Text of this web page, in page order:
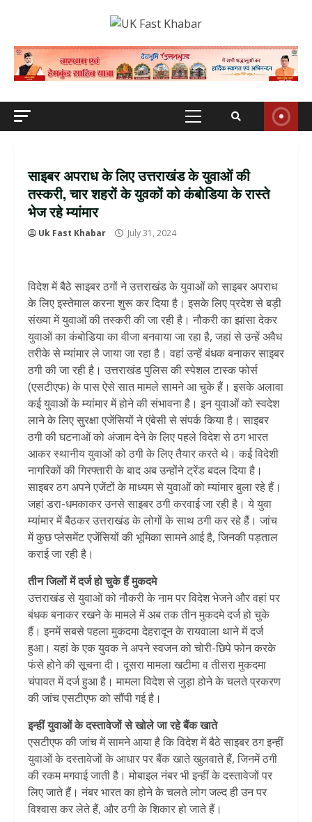
Primary
साइबर अपराध के लिए उत्तराखंड के युवाओं की
तस्करी, चार शहरों के युवकों को कंबोडिया के रास्ते
भेज रहे म्‍यांमार
Uk Fast Khabar July 31, 2024
विदेश में बैठे साइबर ठगों ने उत्तराखंड के युवाओं को साइबर अपराध
के लिए इस्तेमाल करना शुरू कर दिया है। इसके लिए प्रदेश से बड़ी
संख्या में युवाओं की तस्करी की जा रही है। नौकरी का झांसा देकर
युवाओं का कंबोडिया का वीजा बनवाया जा रहा है, जहां से उन्हें अवैध
तरीके से म्यांमार ले जाया जा रहा है। वहां उन्हें बंधक बनाकर साइबर
ठगी की जा रही है। उत्तराखंड पुलिस की स्पेशल टास्क फोर्स
(एसटीएफ) के पास ऐसे सात मामले सामने आ चुके हैं। इसके अलावा
कई युवाओं के म्यांमार में होने की संभावना है। इन युवाओं को स्वदेश
लाने के लिए सुरक्षा एजेंसियों ने एंबेसी से संपर्क किया है। साइबर
ठगी की घटनाओं को अंजाम देने के लिए पहले विदेश से ठग भारत
आकर स्थानीय युवाओं को ठगी के लिए तैयार करते थे। कई विदेशी
नागरिकों की गिरफ्तारी के बाद अब उन्होंने ट्रेंड बदल दिया है।
साइबर ठग अपने एजेंटों के माध्यम से युवाओं को म्यांमार बुला रहे हैं।
जहां डरा-धमकाकर उनसे साइबर ठगी करवाई जा रही है। ये युवा
म्यांमार में बैठकर उत्तराखंड के लोगों के साथ ठगी कर रहे हैं। जांच
में कुछ प्लेसमेंट एजेंसियों की भूमिका सामने आई है, जिनकी पड़ताल
कराई जा रही है।
तीन जिलों में दर्ज हो चुके हैं मुकदमे
उत्तराखंड से युवाओं को नौकरी के नाम पर विदेश भेजने और वहां पर
बंधक बनाकर रखने के मामले में अब तक तीन मुकदमे दर्ज हो चुके
हैं। इनमें सबसे पहला मुकदमा देहरादून के रायवाला थाने में दर्ज
हुआ। यहां के एक युवक ने अपने स्वजन को चोरी-छिपे फोन करके
फंसे होने की सूचना दी। दूसरा मामला खटीमा व तीसरा मुकदमा
चंपावत में दर्ज हुआ है। मामला विदेश से जुड़ा होने के चलते प्रकरण
की जांच एसटीएफ को सौंपी गई है।
इन्हीं युवाओं के दस्तावेजों से खोले जा रहे बैंक खाते
एसटीएफ की जांच में सामने आया है कि विदेश में बैठे साइबर ठग इन्हीं
युवाओं के दस्तावेजों के आधार पर बैंक खाते खुलवाते हैं, जिनमें ठगी
की रकम मगवाई जाती है। मोबाइल नंबर भी इन्हीं के दस्तावेजों पर
लिए जाते हैं। नंबर भारत का होने के चलते लोग जल्द ही उन पर
विश्वास कर लेते हैं, और ठगी के शिकार हो जाते हैं।